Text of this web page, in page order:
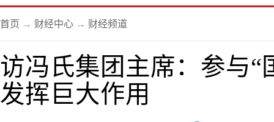
首页 → 财经中心 → 财经频道
访冯氏集团主席：参与“
发挥巨大作用